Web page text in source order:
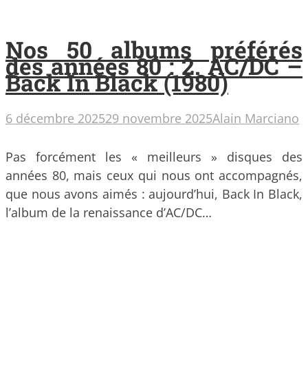
Nos 50 albums préférés
des années 80 : 2. AC/DC –
Back In Black (1980)
6 décembre 202529 novembre 2025Alain Marciano
Pas forcément les « meilleurs » disques des
années 80, mais ceux qui nous ont accompagnés,
que nous avons aimés : aujourd’hui, Back In Black,
l’album de la renaissance d’AC/DC…